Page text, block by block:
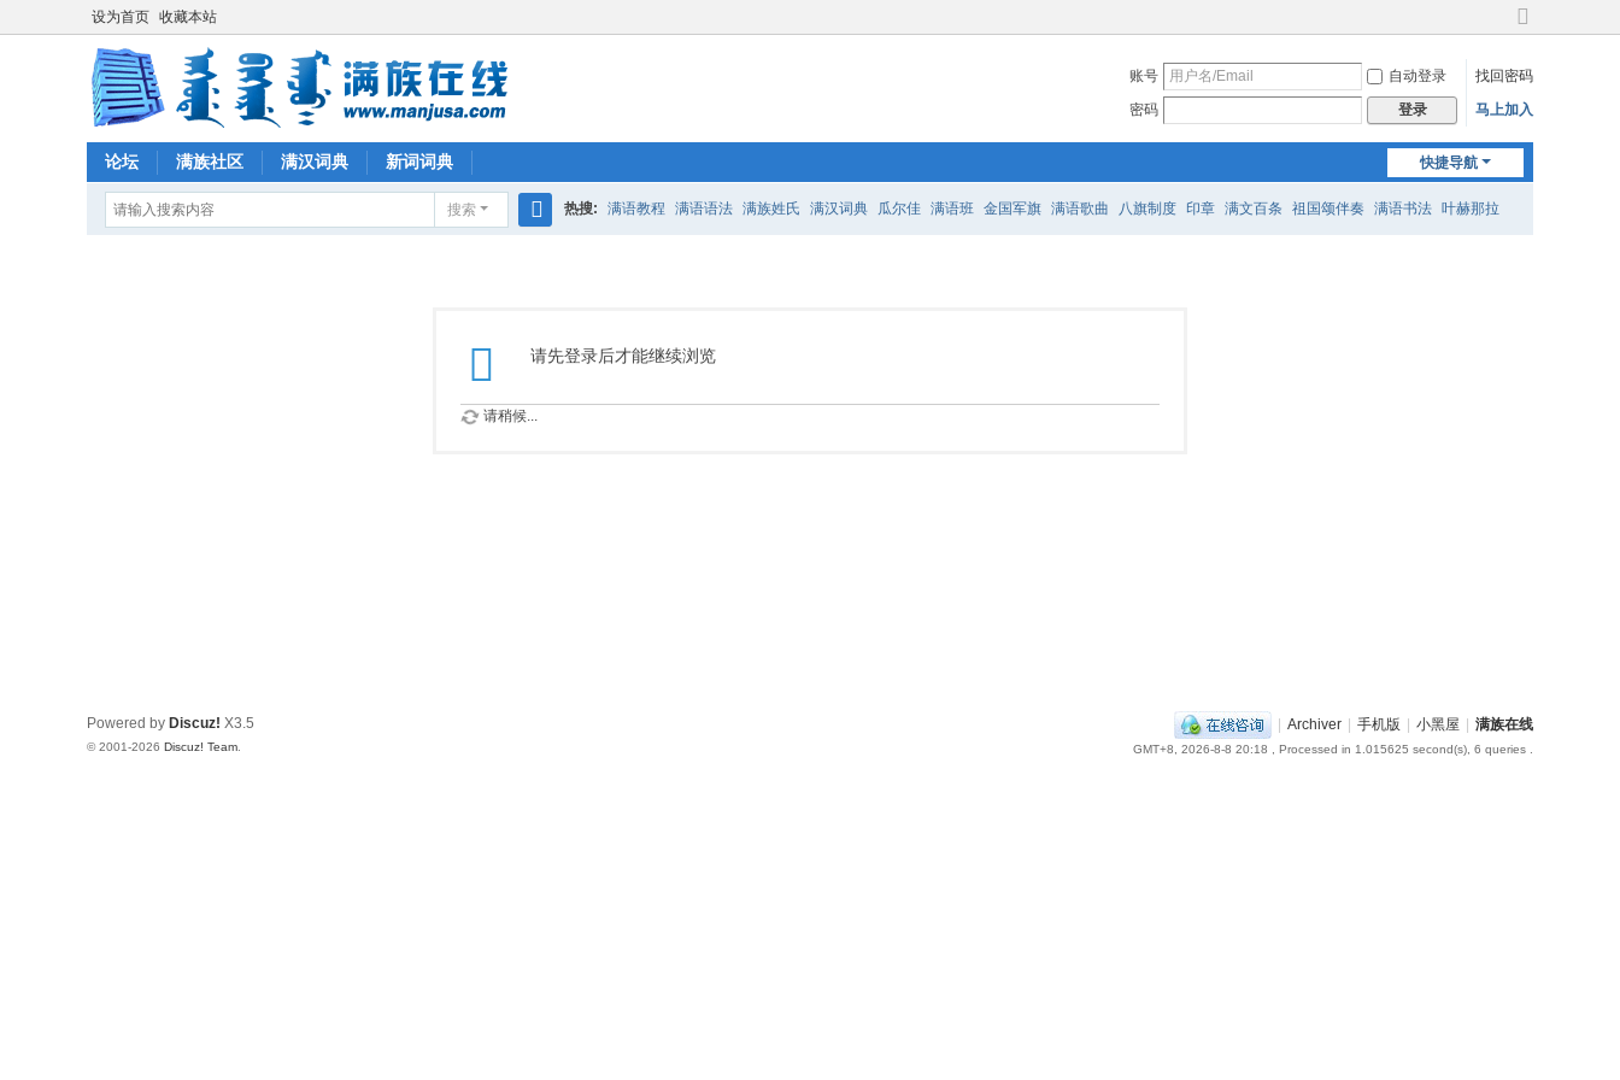
设为首页 收藏本站
切
到
宽
账号 自动登录
找回密码
密码
登录 马上加入
快捷导航
论坛 满族社区 满汉词典 新词词典
搜索 热搜: 满语教程 满语语法 满族姓氏 满汉词典 瓜尔佳 满语班 金国军旗 满语歌曲 八旗制度 印章 满文百条 祖国颂伴奏 满语书法 叶赫那拉
请先登录后才能继续浏览
请稍候...
| Archiver | 手机版 | 小黑屋 | 满族在线
GMT+8, 2026-8-8 20:18 , Processed in 1.015625 second(s), 6 queries .
Powered by Discuz! X3.5
© 2001-2026 Discuz! Team